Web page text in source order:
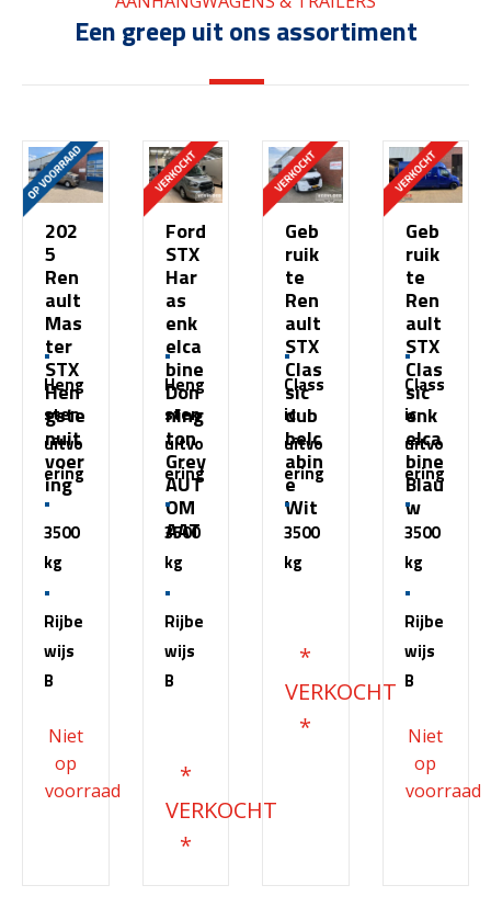
Een greep uit ons assortiment
202
5
Ren
ault
Mas
ter
STX
Hen
gste
nuit
voer
ing
Heng
sten
uitvo
ering
3500
kg
Rijbe
wijs
B
Ford
STX
Har
as
enk
elca
bine
Don
ning
ton
Grey
AUT
OM
AAT
Heng
sten
uitvo
ering
3500
kg
Rijbe
wijs
B
Geb
ruik
te
Ren
ault
STX
Clas
sic
dub
belc
abin
e
Wit
Class
ic
uitvo
ering
3500
kg
Geb
ruik
te
Ren
ault
STX
Clas
sic
enk
elca
bine
Blau
w
Class
ic
uitvo
ering
3500
kg
Rijbe
wijs
B